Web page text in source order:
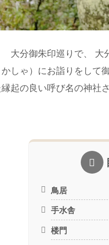
大分御朱印巡りで、 大
かしゃ）にお詣りをして
起の良い呼び名の神社
鳥居
手水舎
楼門